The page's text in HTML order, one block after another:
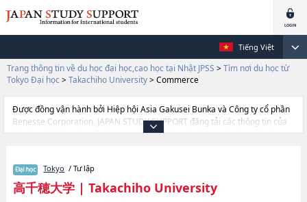
Tiếng Việt
Trang thông tin về du học đại học,cao học tại Nhật JPSS > Tìm nơi du học từ
Tokyo Đại học > Takachiho University> Commerce
Được đồng vận hành bởi Hiệp hội Asia Gakusei Bunka và Công ty cổ phần
Benesse Corporation, JAPAN STUDY SUPPORT đăng tải các thông tin của
khoảng 1.300 trường đại học, cao học, trường đại học ngắn hạn, trường
cần thiết dành cho du học sinh, như là về các Ngành
CommercehoặcNgành Business ManagementhoặcNgành Human
Sciences, thông tin về từng ngành học, thông tin liên quan đến thi tuyển
Tokyo / Tư lập
高千穂大学| Takachiho University